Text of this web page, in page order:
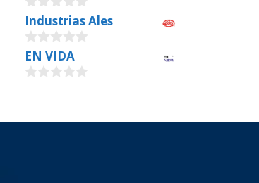
0
o
u
t
o
f
Industrias Ales
0
o
u
5
EN VIDA
t